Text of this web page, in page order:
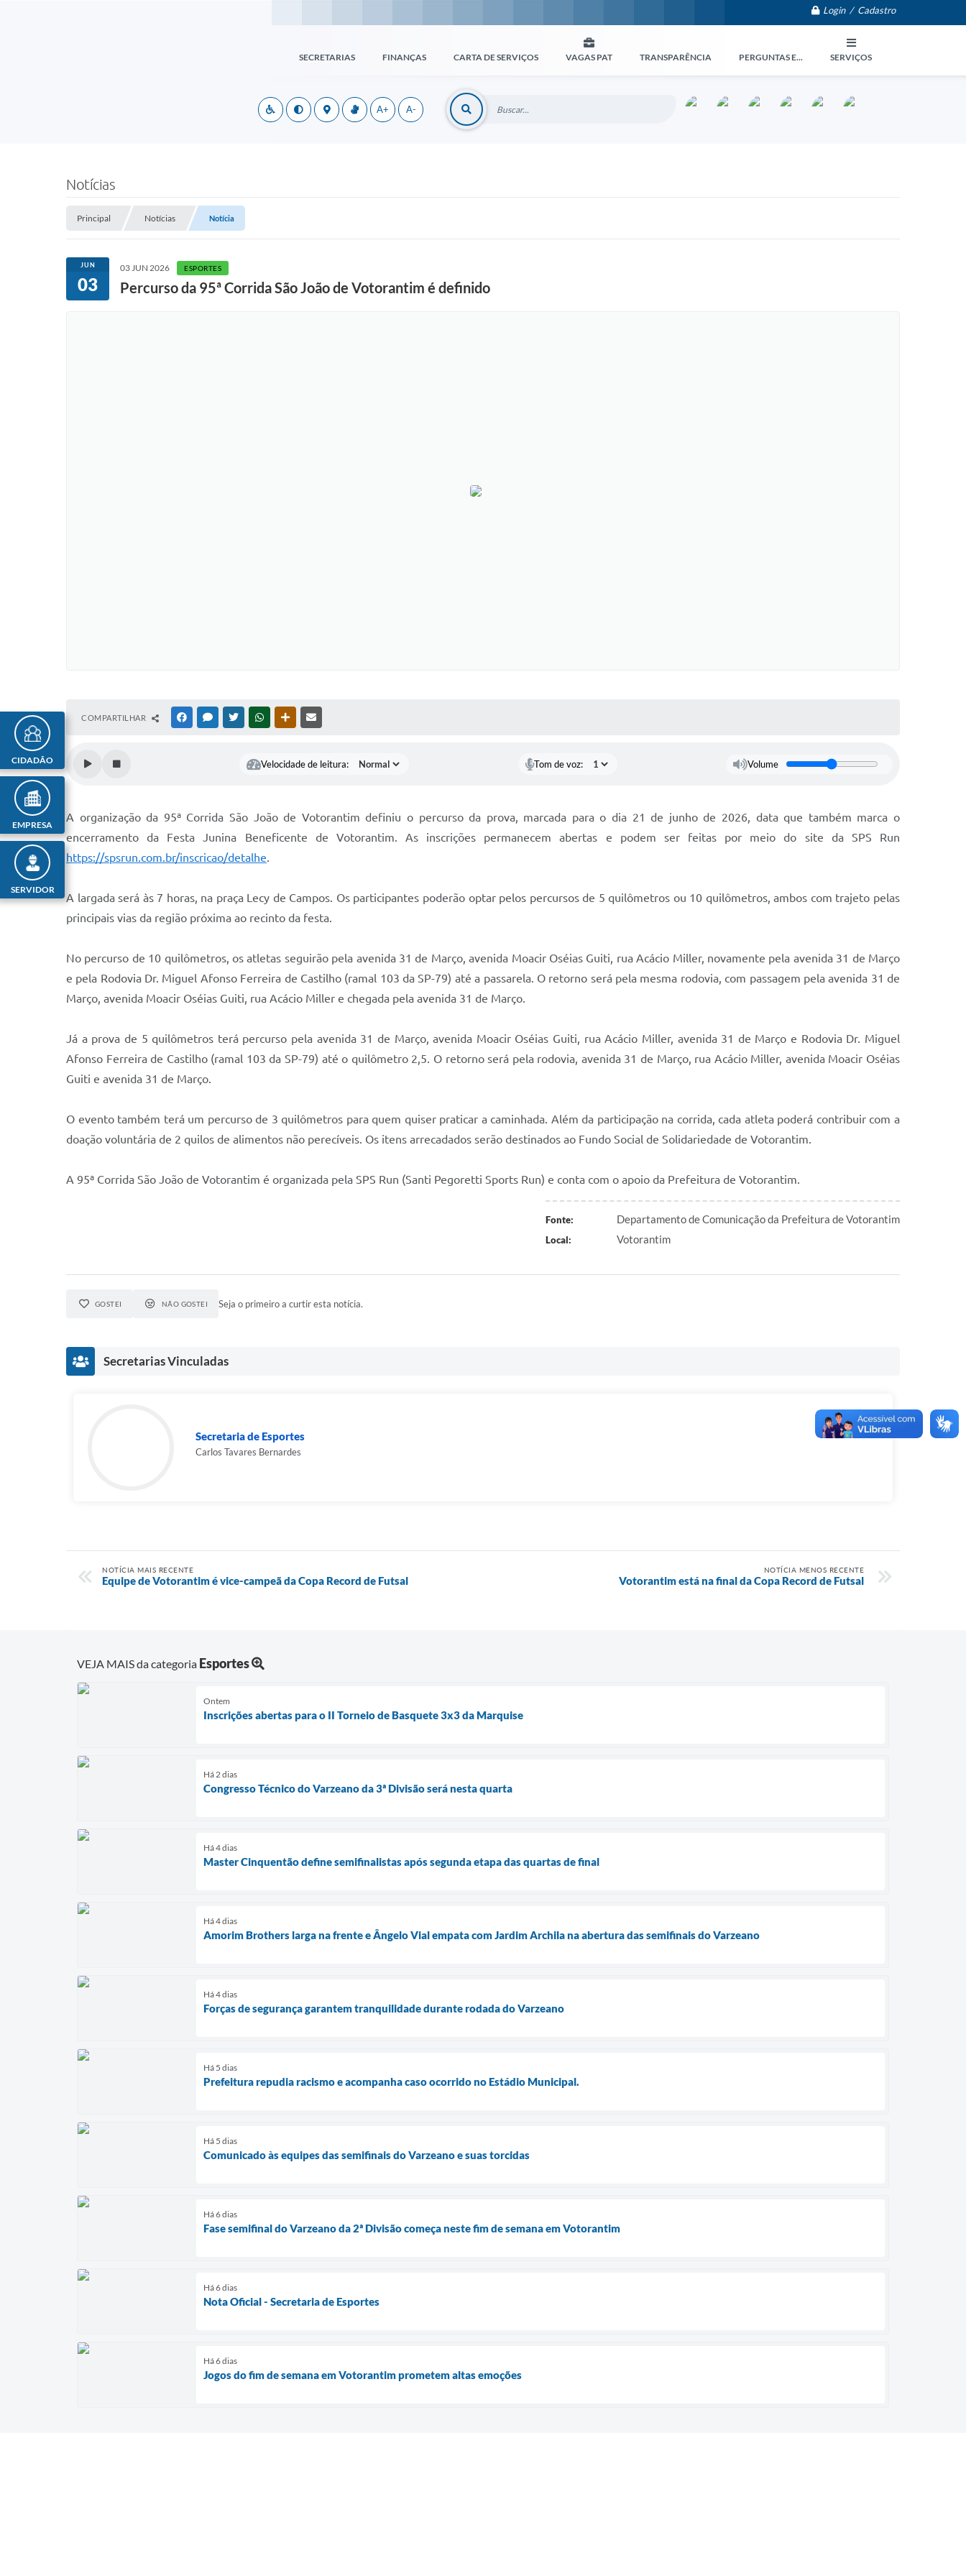
Login / Cadastro
SECRETARIAS FINANÇAS CARTA DE SERVIÇOS VAGAS PAT TRANSPARÊNCIA PERGUNTAS E... SERVIÇOS
A+ A-
CIDADÃO
EMPRESA
SERVIDOR
Notícias
Principal Notícias Notícia
JUN
03
03 JUN 2026 ESPORTES
Percurso da 95ª Corrida São João de Votorantim é definido
COMPARTILHAR FACEBOOKMESSENGER
TWITTERWHATSAPPOUTRAS MÍDIAS
Velocidade de leitura: Tom de voz: Volume
A organização da 95ª Corrida São João de Votorantim definiu o percurso da prova, marcada para o dia 21 de junho de 2026, data que também marca o
encerramento da Festa Junina Beneficente de Votorantim. As inscrições permanecem abertas e podem ser feitas por meio do site da SPS Run
https://spsrun.com.br/inscricao/detalhe.
A largada será às 7 horas, na praça Lecy de Campos. Os participantes poderão optar pelos percursos de 5 quilômetros ou 10 quilômetros, ambos com trajeto pelas
principais vias da região próxima ao recinto da festa.
No percurso de 10 quilômetros, os atletas seguirão pela avenida 31 de Março, avenida Moacir Oséias Guiti, rua Acácio Miller, novamente pela avenida 31 de Março
e pela Rodovia Dr. Miguel Afonso Ferreira de Castilho (ramal 103 da SP-79) até a passarela. O retorno será pela mesma rodovia, com passagem pela avenida 31 de
Março, avenida Moacir Oséias Guiti, rua Acácio Miller e chegada pela avenida 31 de Março.
Já a prova de 5 quilômetros terá percurso pela avenida 31 de Março, avenida Moacir Oséias Guiti, rua Acácio Miller, avenida 31 de Março e Rodovia Dr. Miguel
Afonso Ferreira de Castilho (ramal 103 da SP-79) até o quilômetro 2,5. O retorno será pela rodovia, avenida 31 de Março, rua Acácio Miller, avenida Moacir Oséias
Guiti e avenida 31 de Março.
O evento também terá um percurso de 3 quilômetros para quem quiser praticar a caminhada. Além da participação na corrida, cada atleta poderá contribuir com a
doação voluntária de 2 quilos de alimentos não perecíveis. Os itens arrecadados serão destinados ao Fundo Social de Solidariedade de Votorantim.
A 95ª Corrida São João de Votorantim é organizada pela SPS Run (Santi Pegoretti Sports Run) e conta com o apoio da Prefeitura de Votorantim.
Fonte: Departamento de Comunicação da Prefeitura de Votorantim
Local: Votorantim
GOSTEI NÃO GOSTEI Seja o primeiro a curtir esta notícia.
Secretarias Vinculadas
Secretaria de Esportes
Carlos Tavares Bernardes
NOTÍCIA MAIS RECENTE
Equipe de Votorantim é vice-campeã da Copa Record de Futsal
NOTÍCIA MENOS RECENTE
Votorantim está na final da Copa Record de Futsal
VEJA MAIS da categoria Esportes
Ontem
Inscrições abertas para o II Torneio de Basquete 3x3 da Marquise
Há 2 dias
Congresso Técnico do Varzeano da 3ª Divisão será nesta quarta
Há 4 dias
Master Cinquentão define semifinalistas após segunda etapa das quartas de final
Há 4 dias
Amorim Brothers larga na frente e Ângelo Vial empata com Jardim Archila na abertura das semifinais do Varzeano
Há 4 dias
Forças de segurança garantem tranquilidade durante rodada do Varzeano
Há 5 dias
Prefeitura repudia racismo e acompanha caso ocorrido no Estádio Municipal.
Há 5 dias
Comunicado às equipes das semifinais do Varzeano e suas torcidas
Há 6 dias
Fase semifinal do Varzeano da 2ª Divisão começa neste fim de semana em Votorantim
Há 6 dias
Nota Oficial - Secretaria de Esportes
Há 6 dias
Jogos do fim de semana em Votorantim prometem altas emoções